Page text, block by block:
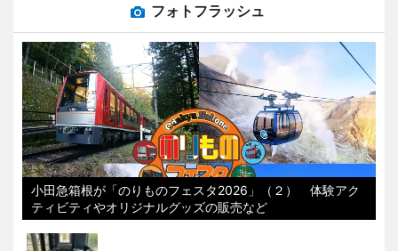
フォトフラッシュ
小田急箱根が「のりものフェスタ2026」（２） 体験アク
ティビティやオリジナルグッズの販売など